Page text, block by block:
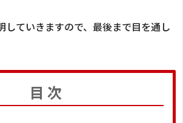
していきますので、最後まで目を通し
目次